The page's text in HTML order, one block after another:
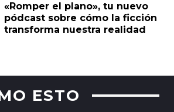
«Romper el plano», tu nuevo
pódcast sobre cómo la ficción
transforma nuestra realidad
ESTO